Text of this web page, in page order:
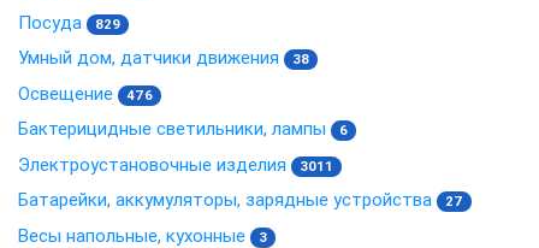
Посуда 829
Умный дом, датчики движения 38
Освещение 476
Бактерицидные светильники, лампы 6
Электроустановочные изделия 3011
Батарейки, аккумуляторы, зарядные устройства 27
Весы напольные, кухонные 3